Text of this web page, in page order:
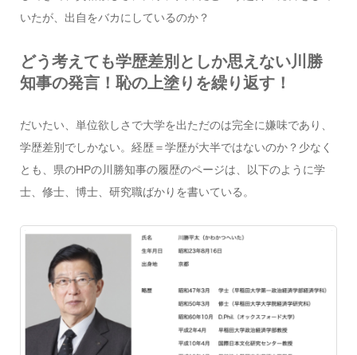
いたが、出自をバカにしているのか？
どう考えても学歴差別としか思えない川勝
知事の発言！恥の上塗りを繰り返す！
だいたい、単位欲しさで大学を出ただのは完全に嫌味であり、
学歴差別でしかない。経歴＝学歴が大半ではないのか？少なく
とも、県のHPの川勝知事の履歴のページは、以下のように学
士、修士、博士、研究職ばかりを書いている。